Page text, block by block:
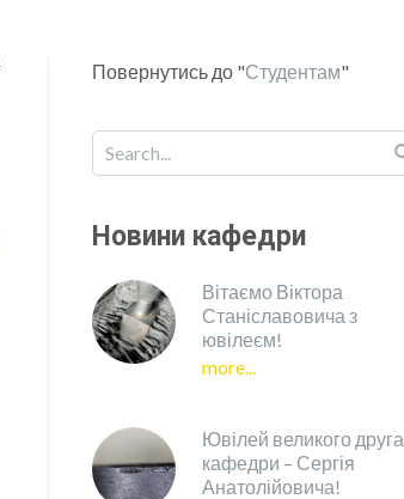
Повернутись до "Студентам"
Новини кафедри
Вітаємо Віктора
Станіславовича з
ювілеєм!
more...
Ювілей великого друга
кафедри – Сергія
Анатолійовича!